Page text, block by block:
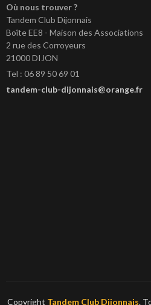
Où nous trouver ?
Tandem Club Dijonnais
Boîte EE8 - Maison des Associations
2 rue des Corroyeurs
21000 DIJON
Tel : 06 89 50 69 01
tandem-club-dijonnais@orange.fr
Copyright Tandem Club Dijonnais.